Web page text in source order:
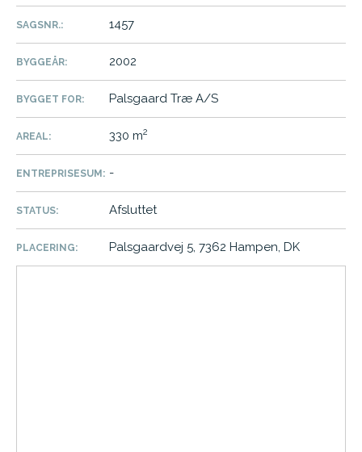
SAGSNR.: 1457
BYGGEÅR: 2002
BYGGET FOR: Palsgaard Træ A/S
AREAL: 330 m2
ENTREPRISESUM: -
STATUS: Afsluttet
PLACERING: Palsgaardvej 5, 7362 Hampen, DK